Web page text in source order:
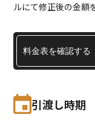
ルにて修正後の金額
料金表を確認する
引渡し時期